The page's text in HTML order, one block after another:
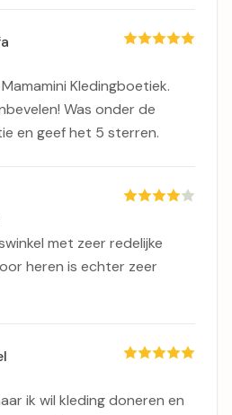
Kledingboetiek.
Was onder de
en geef het 5 sterren.
met zeer redelijke
heren is echter zeer
ik wil kleding doneren en